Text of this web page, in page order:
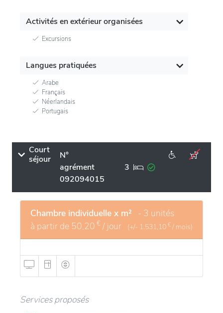
Activités en extérieur organisées
Excursions
Langues pratiquées
Arabe
Français
Néerlandais
Portugais
Court
séjour
N°
agrément
092094015
3
Chambre individuelle x m² - 3 unités
à partir de 50,20 € / jour (+/- 1.531,10 € / mois)
Services proposés